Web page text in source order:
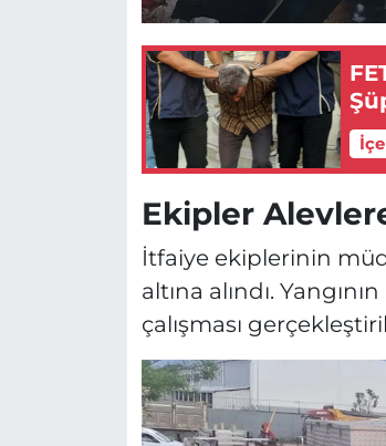
Ekipler
İtfaiye ekiplerinin
altına alındı.
çalışması